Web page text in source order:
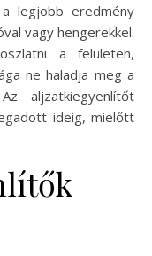
legjobb eredmény
vagy hengerekkel.
a felületen,
ne haladja meg a
aljzatkiegyenlítőt
ideig, mielőtt